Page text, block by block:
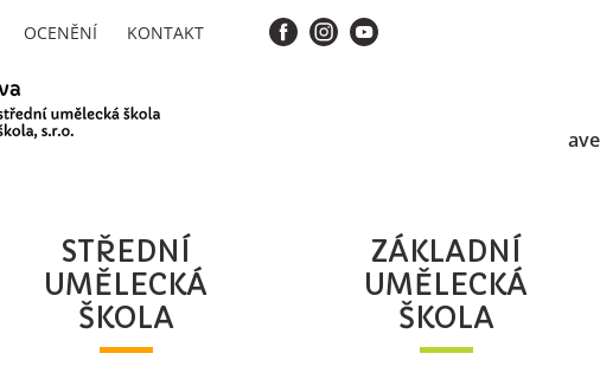
OCENĚNÍ KONTAKT
STŘEDNÍ
UMĚLECKÁ
ŠKOLA
ZÁKLADNÍ
UMĚLECKÁ
ŠKOLA